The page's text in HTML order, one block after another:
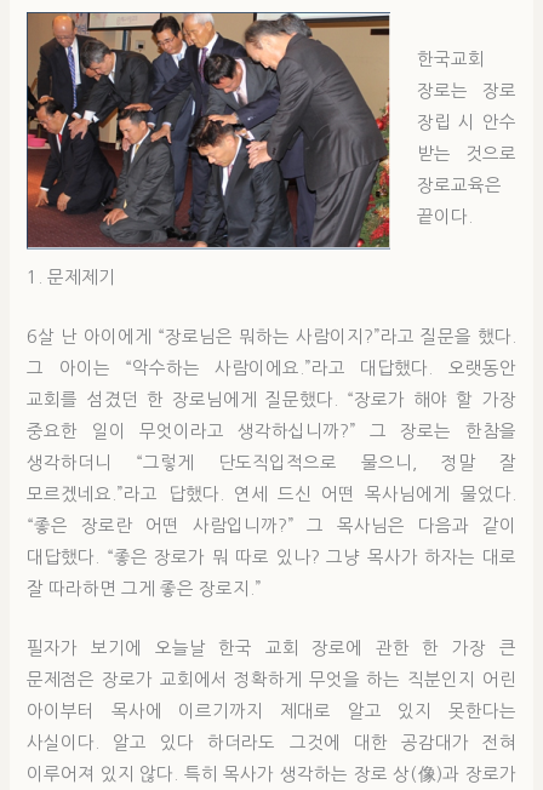
한국교회
장로는 장로
장립 시 안수
받는 것으로
장로교육은
끝이다.
1. 문제제기
6살 난 아이에게 “장로님은 뭐하는 사람이지?”라고 질문을 했다.
그 아이는 “악수하는 사람이에요.”라고 대답했다. 오랫동안
교회를 섬겼던 한 장로님에게 질문했다. “장로가 해야 할 가장
중요한 일이 무엇이라고 생각하십니까?” 그 장로는 한참을
생각하더니 “그렇게 단도직입적으로 물으니, 정말 잘
모르겠네요.”라고 답했다. 연세 드신 어떤 목사님에게 물었다.
“좋은 장로란 어떤 사람입니까?” 그 목사님은 다음과 같이
대답했다. “좋은 장로가 뭐 따로 있나? 그냥 목사가 하자는 대로
잘 따라하면 그게 좋은 장로지.”
필자가 보기에 오늘날 한국 교회 장로에 관한 한 가장 큰
문제점은 장로가 교회에서 정확하게 무엇을 하는 직분인지 어린
아이부터 목사에 이르기까지 제대로 알고 있지 못한다는
사실이다. 알고 있다 하더라도 그것에 대한 공감대가 전혀
이루어져 있지 않다. 특히 목사가 생각하는 장로 상(像)과 장로가